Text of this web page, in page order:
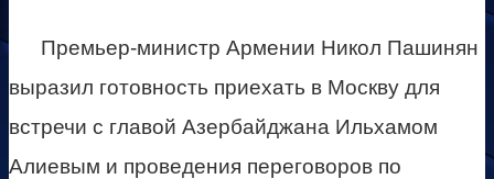
Премьер-министр Армении Никол Пашинян
выразил готовность приехать в Москву для
встречи с главой Азербайджана Ильхамом
Алиевым и проведения переговоров по